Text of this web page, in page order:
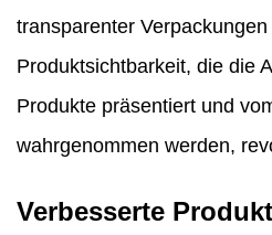
transparenter
Produktsichtbarkeit, die die
Produkte präsentiert und
wahrgenommen werden,
Verbesserte